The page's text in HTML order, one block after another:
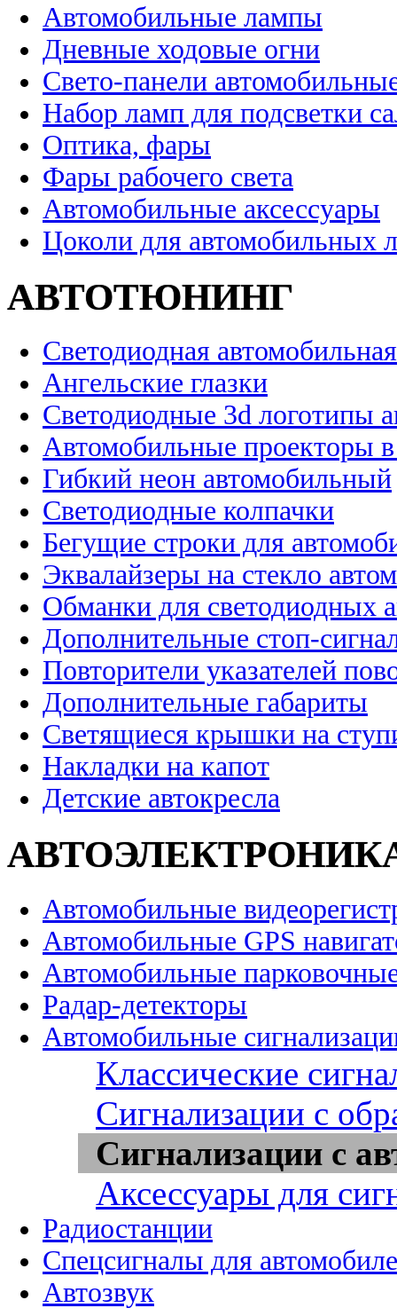
Автомобильные лампы
Дневные ходовые огни
Свето-панели
Набор ламп для подсветки
Оптика, фары
Фары рабочего света
Автомобильные аксессуары
Цоколи для автомобильных
АВТОТЮНИНГ
Светодиодная
Ангельские глазки
Светодиодные 3d логотипы
Автомобильные проекторы
Гибкий неон автомобильный
Светодиодные колпачки
Бегущие строки для
Эквалайзеры на стекло
Обманки для светодиодных
Дополнительные стоп-
Повторители указателей
Дополнительные габариты
Светящиеся крышки на
Накладки на капот
Детские автокресла
Автомобильные
Автомобильные GPS
Автомобильные
Радар-детекторы
Автомобильные
Классические
Сигнализации с
Сигнализации с
Аксессуары для
Радиостанции
Спецсигналы для
Автозвук